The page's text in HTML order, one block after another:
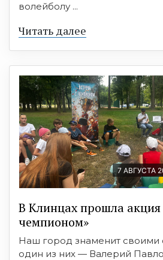
волейболу ...
Читать далее
7 АВГУСТА
В Клинцах прошла акция
чемпионом»
Наш город знаменит своими
один из них — Валерий